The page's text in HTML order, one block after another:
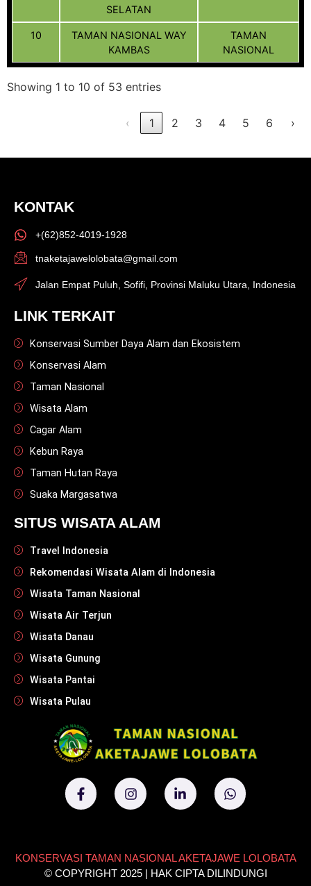
SELATAN
10
TAMAN NASIONAL WAY
KAMBAS
TAMAN
NASIONAL
Showing 1 to 10 of 53 entries
‹ 1 2 3 4 5 6 ›
KONTAK
+(62)852-4019-1928
tnaketajawelolobata@gmail.com
Jalan Empat Puluh, Sofifi, Provinsi Maluku Utara, Indonesia
LINK TERKAIT
Konservasi Sumber Daya Alam dan Ekosistem
Konservasi Alam
Taman Nasional
Wisata Alam
Cagar Alam
Kebun Raya
Taman Hutan Raya
Suaka Margasatwa
SITUS WISATA ALAM
Travel Indonesia
Rekomendasi Wisata Alam di Indonesia
Wisata Taman Nasional
Wisata Air Terjun
Wisata Danau
Wisata Gunung
Wisata Pantai
Wisata Pulau
KONSERVASI TAMAN NASIONAL AKETAJAWE LOLOBATA
© COPYRIGHT 2025 | HAK CIPTA DILINDUNGI